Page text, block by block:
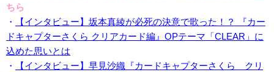
ちら
・
【インタビュー】坂本真綾が必死の決意で歌った！？ 『カー
ドキャプターさくら クリアカード編』OPテーマ「CLEAR」に
込めた思いとは
・
【インタビュー】早見沙織『カードキャプターさくら クリ